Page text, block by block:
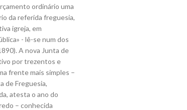
ordinário uma
da referida freguesia,
igreja, em
- lê-se num dos
A nova Junta de
por trezentos e
frente mais simples –
de Freguesia,
atesta o ano do
– conhecida